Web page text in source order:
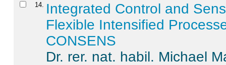
14
Integrated Control and
Flexible Intensified
CONSENS
Dr. rer. nat. habil. Michael